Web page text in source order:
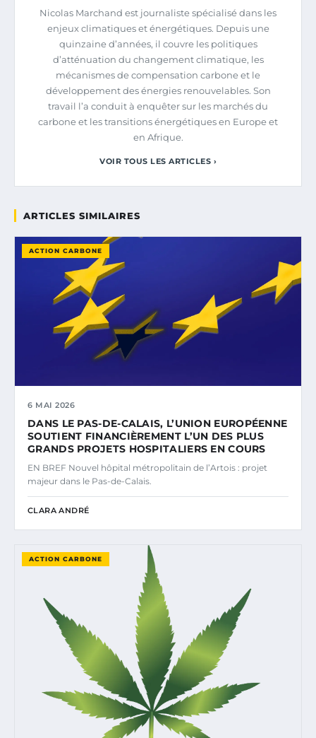
Nicolas Marchand est journaliste spécialisé dans les
enjeux climatiques et énergétiques. Depuis une
quinzaine d’années, il couvre les politiques
d’atténuation du changement climatique, les
mécanismes de compensation carbone et le
développement des énergies renouvelables. Son
travail l’a conduit à enquêter sur les marchés du
carbone et les transitions énergétiques en Europe et
en Afrique.
VOIR TOUS LES ARTICLES ›
ARTICLES SIMILAIRES
ACTION CARBONE
6 MAI 2026
DANS LE PAS-DE-CALAIS, L’UNION EUROPÉENNE
SOUTIENT FINANCIÈREMENT L’UN DES PLUS
GRANDS PROJETS HOSPITALIERS EN COURS
EN BREF Nouvel hôpital métropolitain de l’Artois : projet
majeur dans le Pas-de-Calais.
CLARA ANDRÉ
ACTION CARBONE